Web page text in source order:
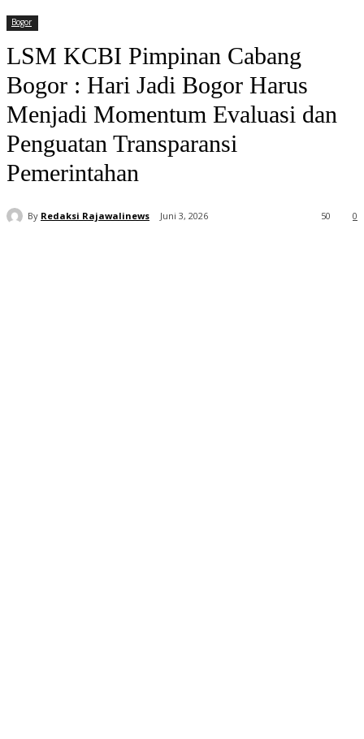
Bogor
LSM KCBI Pimpinan Cabang
Bogor : Hari Jadi Bogor Harus
Menjadi Momentum Evaluasi dan
Penguatan Transparansi
Pemerintahan
By Redaksi Rajawalinews Juni 3, 2026 0
50